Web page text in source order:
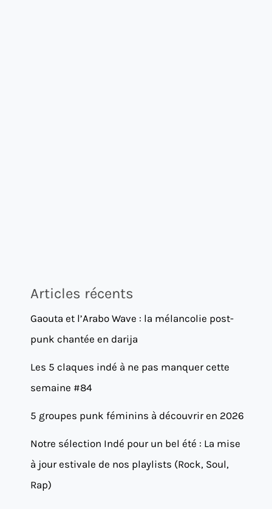
Articles récents
Gaouta et l’Arabo Wave : la mélancolie post-
punk chantée en darija
Les 5 claques indé à ne pas manquer cette
semaine #84
5 groupes punk féminins à découvrir en 2026
Notre sélection Indé pour un bel été : La mise
à jour estivale de nos playlists (Rock, Soul,
Rap)